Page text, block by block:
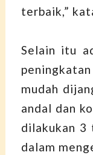
terbaik,”
Selain itu
mudah
andal dan
dilakukan 3
dalam